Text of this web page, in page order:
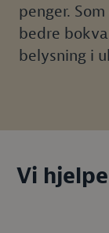
penger.
bedre
belysning i
Vi